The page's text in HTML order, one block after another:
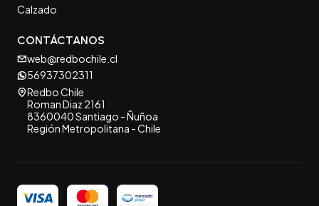
Calzado
CONTÁCTANOS
web@redbochile.cl
56937302311
Redbo Chile
Roman Diaz 2161
8360040 Santiago - Ñuñoa
Región Metropolitana - Chile